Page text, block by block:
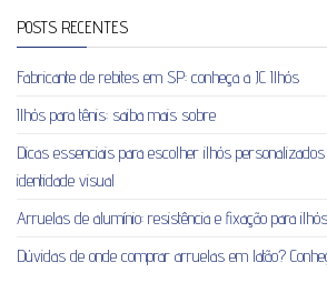
POSTS RECENTES
Fabricante de rebites em SP: conheça a JC Ilhós
Ilhós para tênis: saiba mais sobre
Dicas essenciais para escolher ilhós
identidade visual
Arruelas de alumínio: resistência e fixação para ilhós
Dúvidas de onde comprar arruelas em latão?